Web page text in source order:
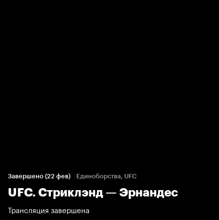
Завершено (22 фев) Единоборства, UFC
UFC. Стриклэнд — Эрнандес
Трансляция завершена